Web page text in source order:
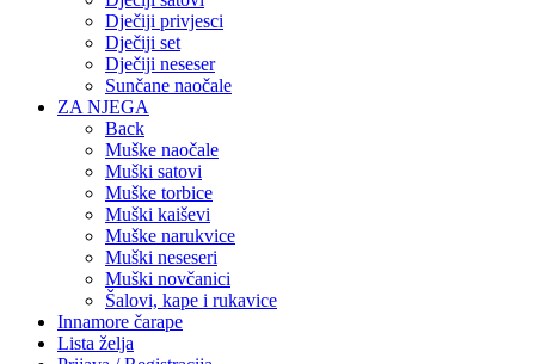
Dječiji privjesci
Dječiji set
Dječiji neseser
Sunčane naočale
ZA NJEGA
Back
Muške naočale
Muški satovi
Muške torbice
Muški kaiševi
Muške narukvice
Muški neseseri
Muški novčanici
Šalovi, kape i rukavice
Innamore čarape
Lista želja